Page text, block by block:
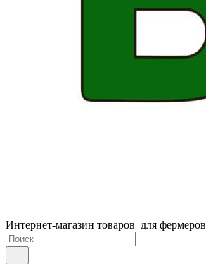
Интернет-магазин товаров для фермеров